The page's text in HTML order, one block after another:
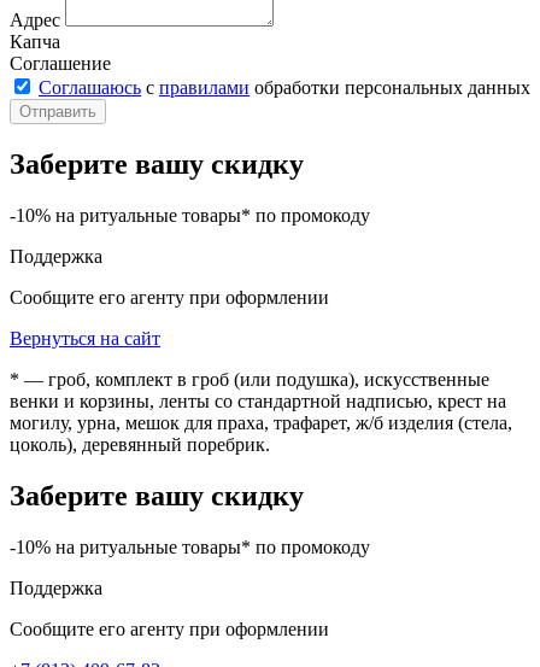
Адрес
Капча
Соглашение
Соглашаюсь с правилами обработки персональных данных
Отправить
Заберите вашу скидку
-10% на ритуальные товары* по промокоду
Поддержка
Сообщите его агенту при оформлении
Вернуться на сайт
* — гроб, комплект в гроб (или подушка), искусственные
венки и корзины, ленты со стандартной надписью, крест на
могилу, урна, мешок для праха, трафарет, ж/б изделия (стела,
цоколь), деревянный поребрик.
Заберите вашу скидку
-10% на ритуальные товары* по промокоду
Поддержка
Сообщите его агенту при оформлении